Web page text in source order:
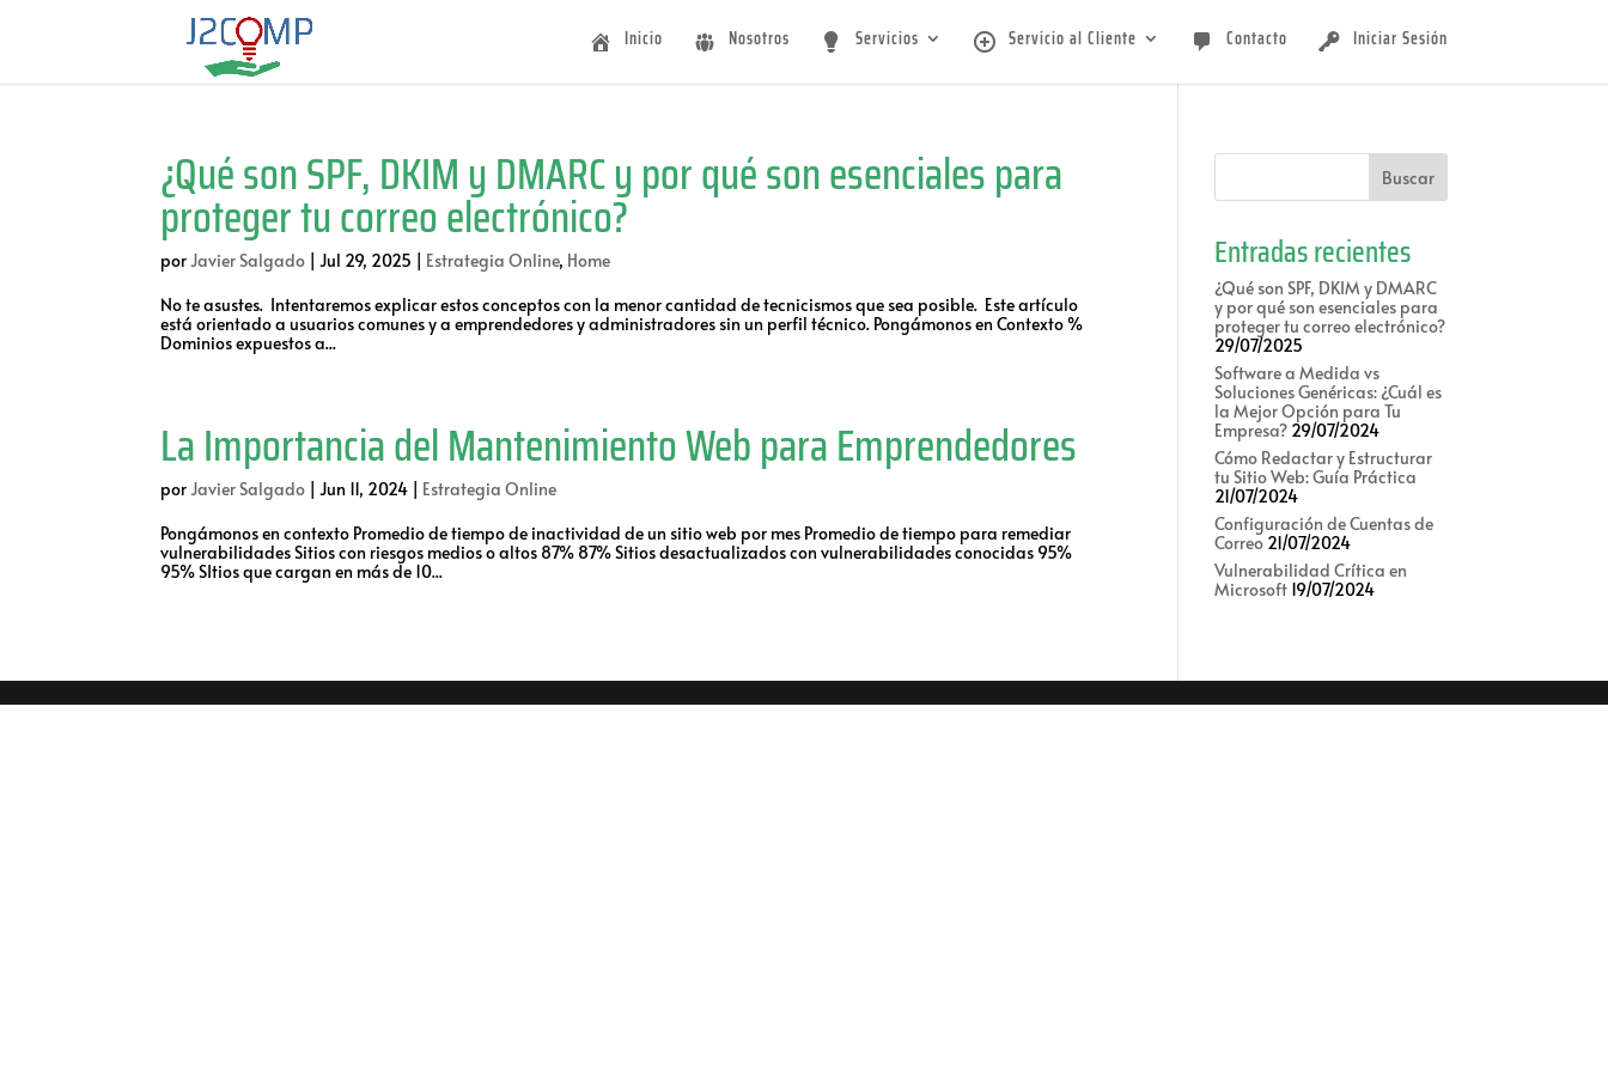
Inicio Nosotros Servicios Servicio al Cliente Contacto Iniciar Sesión
¿Qué son SPF, DKIM y DMARC y por qué son esenciales para
proteger tu correo electrónico?
porJavier Salgado |Jul 29, 2025 | Estrategia Online, Home
No te asustes. Intentaremos explicar estos conceptos con la menor cantidad de tecnicismos que sea posible. Este artículo
está orientado a usuarios comunes y a emprendedores y administradores sin un perfil técnico. Pongámonos en Contexto %
Dominios expuestos a...
La Importancia del Mantenimiento Web para Emprendedores
porJavier Salgado |Jun 11, 2024 | Estrategia Online
Pongámonos en contexto Promedio de tiempo de inactividad de un sitio web por mes Promedio de tiempo para remediar
vulnerabilidades Sitios con riesgos medios o altos 87% 87% Sitios desactualizados con vulnerabilidades conocidas 95%
95% SItios que cargan en más de 10...
Entradas recientes
¿Qué son SPF, DKIM y DMARC
y por qué son esenciales para
proteger tu correo electrónico?
29/07/2025
Software a Medida vs
Soluciones Genéricas: ¿Cuál es
la Mejor Opción para Tu
Empresa? 29/07/2024
Cómo Redactar y Estructurar
tu Sitio Web: Guía Práctica
21/07/2024
Configuración de Cuentas de
Correo 21/07/2024
Vulnerabilidad Crítica en
Microsoft 19/07/2024